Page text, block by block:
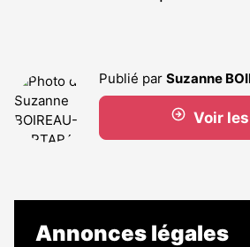
Publié par Suzanne
Voir
Annonces légales